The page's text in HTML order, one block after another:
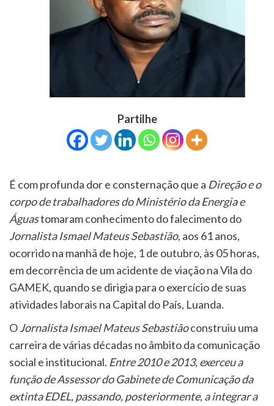
Partilhe
É com profunda dor e consternação que a Direção e o
corpo de trabalhadores do Ministério da Energia e
Águastomaram conhecimento do falecimento do
Jornalista Ismael Mateus Sebastião, aos 61 anos,
ocorrido na manhã de hoje, 1 de outubro, às 05 horas,
em decorrência de um acidente de viação na Vila do
GAMEK, quando se dirigia para o exercício de suas
atividades laborais na Capital do País, Luanda.
OJornalista Ismael Mateus Sebastiãoconstruiu uma
carreira de várias décadas no âmbito da comunicação
social e institucional. Entre 2010 e 2013, exerceu a
função de Assessor do Gabinete de Comunicação da
extinta EDEL, passando, posteriormente, a integrar a